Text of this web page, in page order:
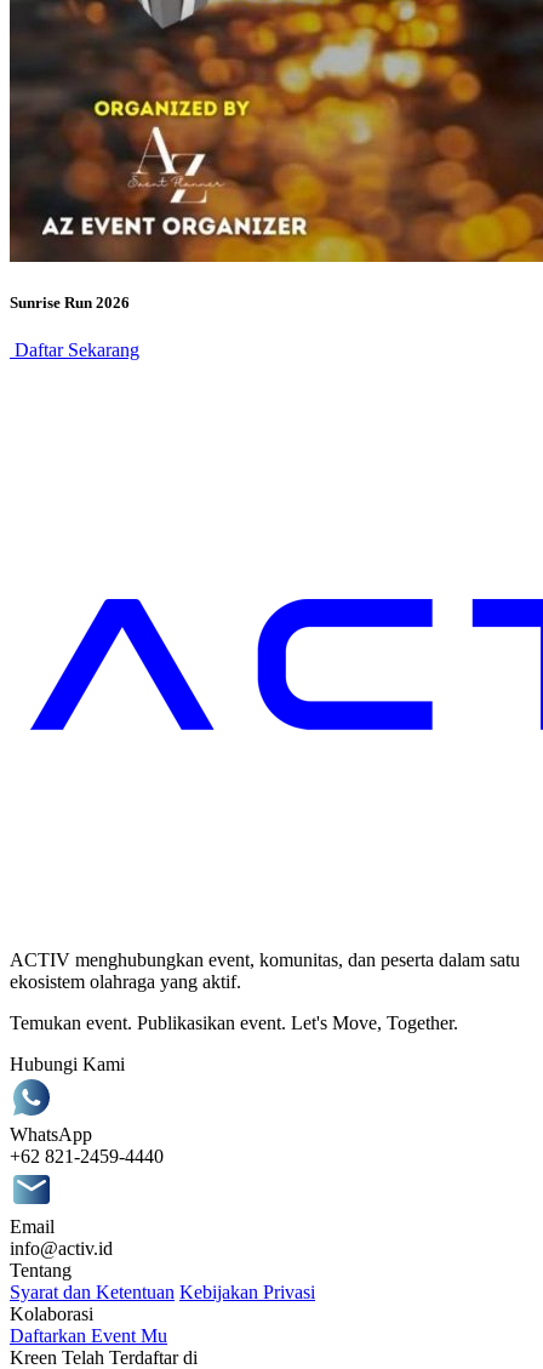
Sunrise Run 2026
Daftar Sekarang
ACTIV menghubungkan event, komunitas, dan peserta dalam satu
ekosistem olahraga yang aktif.
Temukan event. Publikasikan event. Let's Move, Together.
Hubungi Kami
WhatsApp
+62 821-2459-4440
Email
info@activ.id
Tentang
Syarat dan Ketentuan Kebijakan Privasi
Kolaborasi
Daftarkan Event Mu
Kreen Telah Terdaftar di